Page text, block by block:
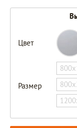
Цвет
Размер